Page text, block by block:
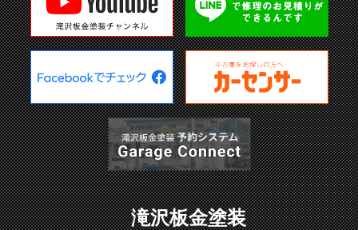
滝沢板金塗装